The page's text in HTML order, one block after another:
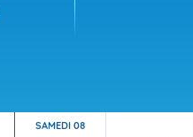
SAMEDI 08